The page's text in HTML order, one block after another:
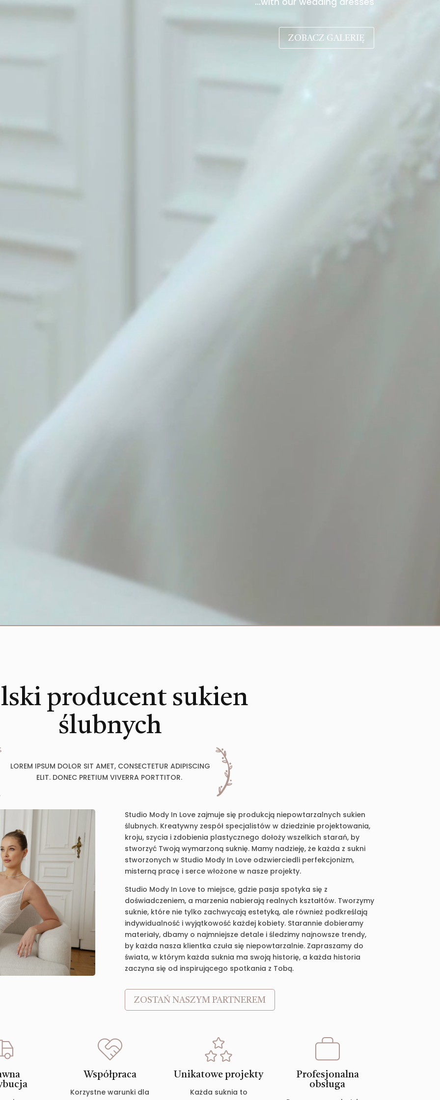
ZOBACZ GALERIĘ
producent sukien
ślubnych
LOREM IPSUM DOLOR SIT AMET, CONSECTETUR ADIPISCING
ELIT. DONEC PRETIUM VIVERRA PORTTITOR.
Studio Mody In Love zajmuje się produkcją niepowtarzalnych sukien
ślubnych. Kreatywny zespół specjalistów w dziedzinie projektowania,
kroju, szycia i zdobienia plastycznego dołoży wszelkich starań, by
stworzyć Twoją wymarzoną suknię. Mamy nadzieję, że każda z sukni
stworzonych w Studio Mody In Love odzwierciedli perfekcjonizm,
misterną pracę i serce włożone w nasze projekty.
Studio Mody In Love to miejsce, gdzie pasja spotyka się z
doświadczeniem, a marzenia nabierają realnych kształtów. Tworzymy
suknie, które nie tylko zachwycają estetyką, ale również podkreślają
indywidualność i wyjątkowość każdej kobiety. Starannie dobieramy
materiały, dbamy o najmniejsze detale i śledzimy najnowsze trendy,
by każda nasza klientka czuła się niepowtarzalnie. Zapraszamy do
świata, w którym każda suknia ma swoją historię, a każda historia
zaczyna się od inspirującego spotkania z Tobą.
ZOSTAŃ NASZYM PARTNEREM
Współpraca
Korzystne warunki dla
Unikatowe projekty
Każda suknia to
Profesjonalna
obsługa